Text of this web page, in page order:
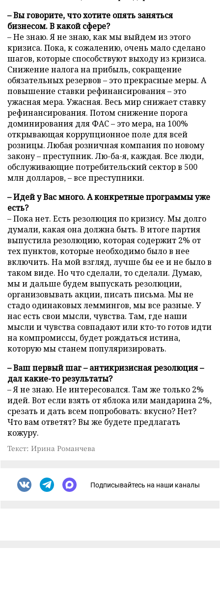
– Вы говорите, что хотите опять заняться
бизнесом. В какой сфере?
– Не знаю. Я не знаю, как мы выйдем из этого
кризиса. Пока, к сожалению, очень мало сделано
шагов, которые способствуют выходу из кризиса.
Снижение налога на прибыль, сокращение
обязательных резервов – это прекрасные меры. А
повышение ставки рефинансирования – это
ужасная мера. Ужасная. Весь мир снижает ставку
рефинансирования. Потом снижение порога
доминирования для ФАС – это мера, на 100%
открывающая коррупционное поле для всей
розницы. Любая розничная компания по новому
закону – преступник. Лю-ба-я, каждая. Все люди,
обслуживающие потребительский сектор в 500
млн долларов, – все преступники.
– Идей у Вас много. А конкретные программы уже
есть?
– Пока нет. Есть резолюция по кризису. Мы долго
думали, какая она должна быть. В итоге партия
выпустила резолюцию, которая содержит 2% от
тех пунктов, которые необходимо было в нее
включить. На мой взгляд, лучше бы ее и не было в
таком виде. Но что сделали, то сделали. Думаю,
мы и дальше будем выпускать резолюции,
организовывать акции, писать письма. Мы не
стадо одинаковых леммингов, мы все разные. У
нас есть свои мысли, чувства. Там, где наши
мысли и чувства совпадают или кто-то готов идти
на компромиссы, будет рождаться истина,
которую мы станем популяризировать.
– Ваш первый шаг – антикризисная резолюция –
дал какие-то результаты?
– Я не знаю. Не интересовался. Там же только 2%
идей. Вот если взять от яблока или мандарина 2%,
срезать и дать всем попробовать: вкусно? Нет?
Что вам ответят? Вы же будете предлагать
кожуру.
Текст: Ирина Романчева
Подписывайтесь на наши каналы